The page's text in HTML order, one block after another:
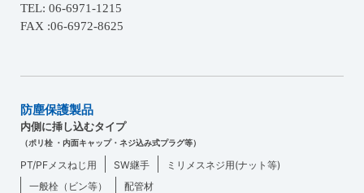
TEL: 06-6971-1215
FAX :06-6972-8625
防塵保護製品
内側に挿し込むタイプ
（ポリ栓 ・内面キャップ・ネジ込み式プラグ等）
PT/PFメスねじ用 SW継手
ミリメスネジ用(ナット等)
一般栓（ビン等）
配管材